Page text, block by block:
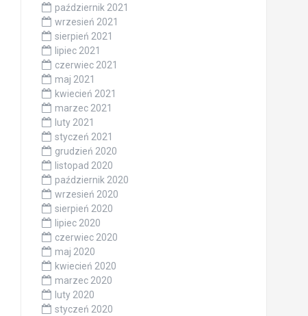
październik 2021
wrzesień 2021
sierpień 2021
lipiec 2021
czerwiec 2021
maj 2021
kwiecień 2021
marzec 2021
luty 2021
styczeń 2021
grudzień 2020
listopad 2020
październik 2020
wrzesień 2020
sierpień 2020
lipiec 2020
czerwiec 2020
maj 2020
kwiecień 2020
marzec 2020
luty 2020
styczeń 2020